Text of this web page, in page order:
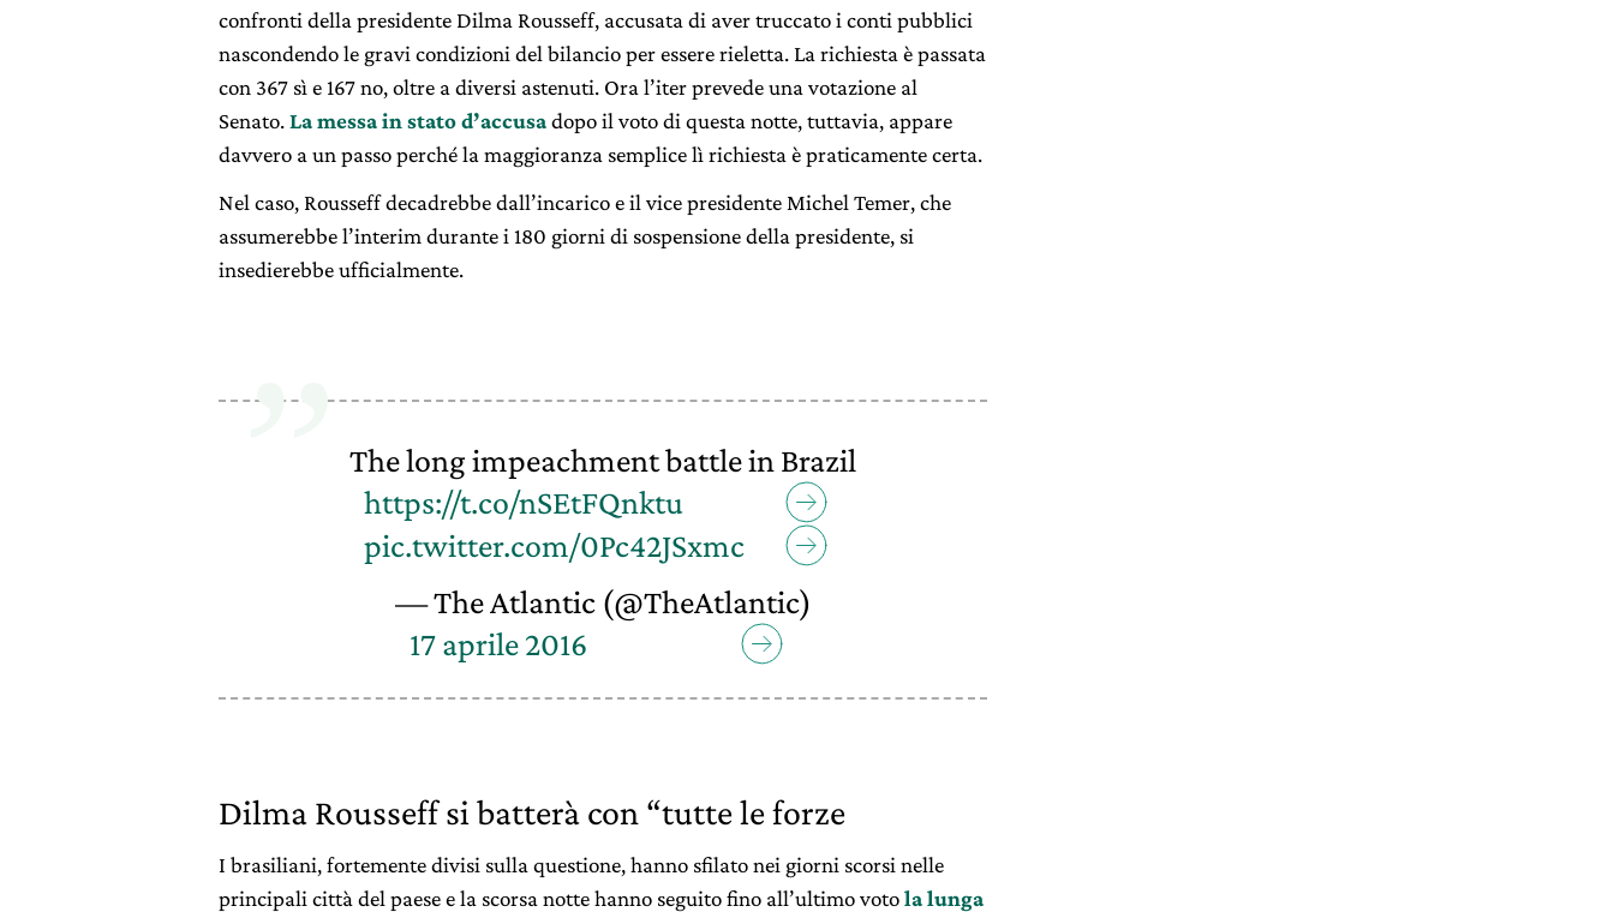
confronti della presidente Dilma Rousseff, accusata di aver truccato i conti pubblici
nascondendo le gravi condizioni del bilancio per essere rieletta. La richiesta è passata
con 367 sì e 167 no, oltre a diversi astenuti. Ora l’iter prevede una votazione al
Senato.La messa in stato d’accusadopo il voto di questa notte, tuttavia, appare
davvero a un passo perché la maggioranza semplice lì richiesta è praticamente certa.
Nel caso, Rousseff decadrebbe dall’incarico e il vice presidente Michel Temer, che
assumerebbe l’interim durante i 180 giorni di sospensione della presidente, si
insedierebbe ufficialmente.
The long impeachment battle in Brazil
https://t.co/nSEtFQnktu
pic.twitter.com/0Pc42JSxmc
— The Atlantic (@TheAtlantic)
17 aprile 2016
Dilma Rousseff si batterà con “tutte le forze
I brasiliani, fortemente divisi sulla questione, hanno sfilato nei giorni scorsi nelle
principali città del paese e la scorsa notte hanno seguito fino all’ultimo votola lunga